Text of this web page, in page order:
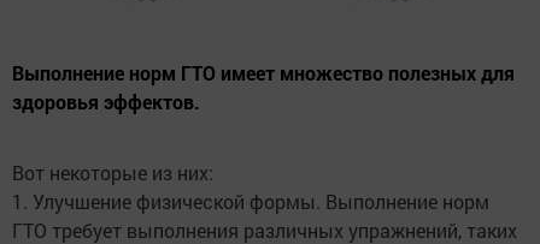
Выполнение норм ГТО имеет множество полезных для
здоровья эффектов.
Вот некоторые из них:
1. Улучшение физической формы. Выполнение норм
ГТО требует выполнения различных упражнений, таких